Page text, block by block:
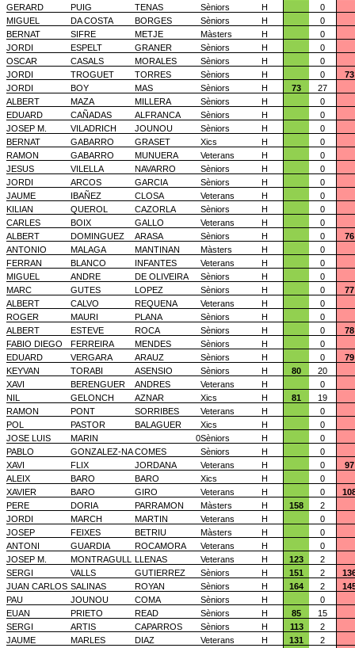
GERARD
PUIG TENAS Sèniors H
0
MIGUEL
DA COSTA BORGES Sèniors H
0
BERNAT
SIFRE METJE Màsters H
0
JORDI
ESPELT GRANER Sèniors H
0
OSCAR
CASALS MORALES Sèniors H
0
JORDI
TROGUET TORRES Sèniors H 0
73
JORDI
BOY MAS Sèniors H 73
27
ALBERT
MAZA MILLERA Sèniors H
0
EDUARD
CAÑADAS ALFRANCA Sèniors H
0
JOSEP M.
VILADRICH JOUNOU Sèniors H
0
BERNAT
GABARRO GRASET Xics H
0
RAMON
GABARRO MUNUERA Veterans H
0
JESUS
VILELLA NAVARRO Sèniors H
0
JORDI
ARCOS GARCIA Sèniors H
0
JAUME
IBAÑEZ CLOSA Veterans H
0
KILIAN
QUEROL CAZORLA Sèniors H
0
CARLES
BOIX GALLO Veterans H
0
ALBERT
DOMINGUEZ ARASA Sèniors H 0
76
ANTONIO
MALAGA MANTINAN Màsters H
0
FERRAN
BLANCO INFANTES Veterans H
0
MIGUEL
ANDRE DE OLIVEIRA Sèniors H
0
MARC
GUTES LOPEZ Sèniors H 0
77
ALBERT
CALVO REQUENA Veterans H
0
ROGER
MAURI PLANA Sèniors H
0
ALBERT
ESTEVE ROCA Sèniors H 0
78
FABIO DIEGO
FERREIRA MENDES Sèniors H
0
EDUARD
VERGARA ARAUZ Sèniors H 0
79
KEYVAN
TORABI ASENSIO Sèniors H 80
20
XAVI
BERENGUER ANDRES Veterans H
0
NIL
GELONCH AZNAR Xics H 81
19
RAMON
PONT SORRIBES Veterans H
0
POL
PASTOR BALAGUER Xics H
0
JOSE LUIS
MARIN 0Sèniors H
0
PABLO
GONZALEZ-NACOMES Sèniors H
0
XAVI
FLIX JORDANA Veterans H 0
97
ALEIX
BARO BARO Xics H
0
XAVIER
BARO GIRO Veterans H 0
PERE
DORIA PARRAMON Màsters H 158
2
JORDI
MARCH MARTIN Veterans H
0
JOSEP
FEIXES BETRIU Màsters H
0
ANTONI
GUARDIA ROCAMORA Veterans H
0
JOSEP M.
MONTRAGULL LLENAS Veterans H 123
2
SERGI
VALLS GUTIERREZ Sèniors H 151 2
JUAN CARLOS SALINAS ROYAN Sèniors H 164 2
PAU
JOUNOU COMA Sèniors H
0
EUAN
PRIETO READ Sèniors H 85
15
SERGI
ARTIS CAPARROS Sèniors H 113
2
JAUME
MARLES DIAZ Veterans H 131
2